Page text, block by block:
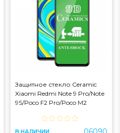
Защитное стекло Ceramic
Xiaomi Redmi Note 9 Pro/Note
9S/Poco F2 Pro/Poco M2
В НАЛИЧИИ